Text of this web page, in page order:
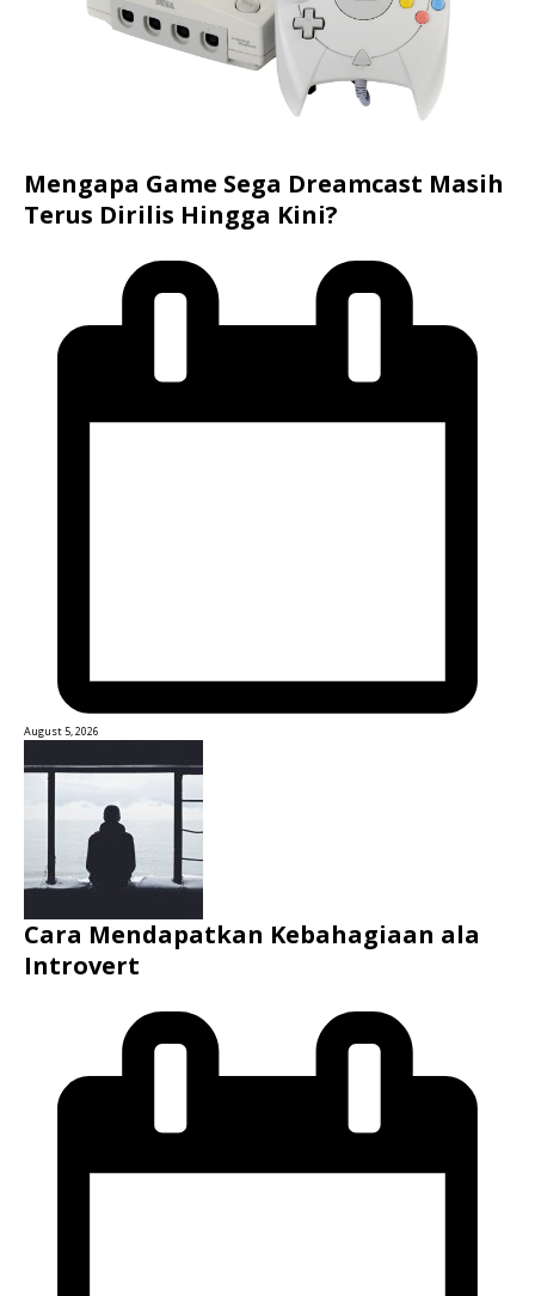
Mengapa Game Sega Dreamcast Masih
Terus Dirilis Hingga Kini?
August 5, 2026
Cara Mendapatkan Kebahagiaan ala
Introvert